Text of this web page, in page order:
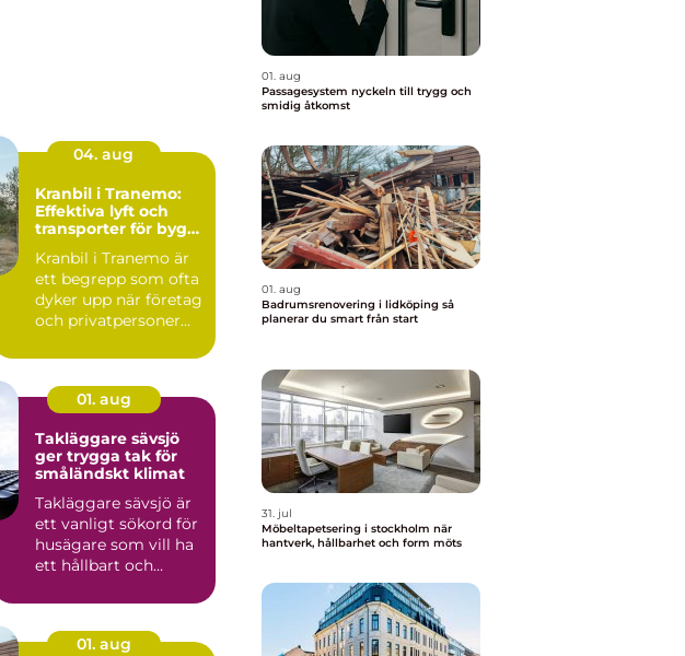
04. aug
Kranbil i Tranemo:
Effektiva lyft och
transporter för bygg
Kranbil i Tranemo är
ett begrepp som ofta
dyker upp när företag
och privatpersoner
01. aug
Takläggare sävsjö
ger trygga tak för
småländskt klimat
Takläggare sävsjö är
ett vanligt sökord för
husägare som vill ha
ett hållbart och
01. aug
01. aug
Passagesystem nyckeln till trygg och
smidig åtkomst
01. aug
Badrumsrenovering i lidköping så
planerar du smart från start
31. jul
Möbeltapetsering i stockholm när
hantverk, hållbarhet och form möts